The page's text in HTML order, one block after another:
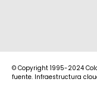
© Copyright 1995-2024
fuente. Infraestructura